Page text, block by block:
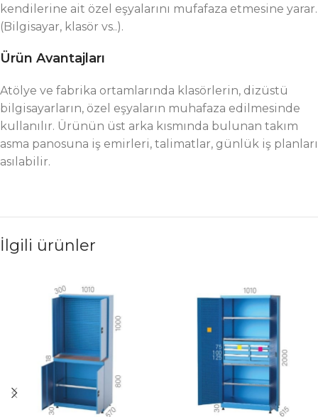
kendilerine ait özel eşyalarını mufafaza etmesine yarar.
(Bilgisayar, klasör vs..).
Ürün Avantajları
Atölye ve fabrika ortamlarında klasörlerin, dizüstü
bilgisayarların, özel eşyaların muhafaza edilmesinde
kullanılır. Ürünün üst arka kısmında bulunan takım
asma panosuna iş emirleri, talimatlar, günlük iş planları
asılabilir.
İlgili ürünler